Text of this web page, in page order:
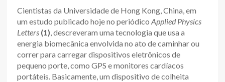
Cientistas da Universidade de Hong Kong, China, em
um estudo publicado hoje no periódico Applied Physics
Letters (1), descreveram uma tecnologia que usa a
energia biomecânica envolvida no ato de caminhar ou
correr para carregar dispositivos eletrônicos de
pequeno porte, como GPS e monitores cardíacos
portáteis. Basicamente, um dispositivo de colheita